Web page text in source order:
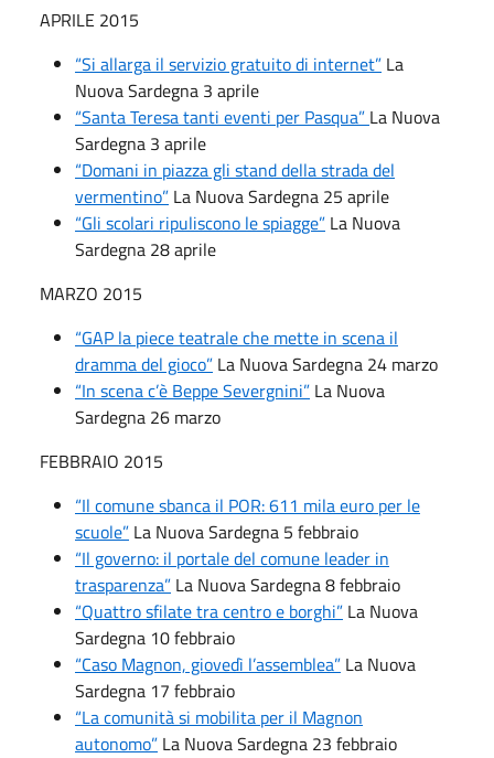
APRILE 2015
“Si allarga il servizio gratuito di internet” La
Nuova Sardegna 3 aprile
“Santa Teresa tanti eventi per Pasqua” La Nuova
Sardegna 3 aprile
“Domani in piazza gli stand della strada del
vermentino” La Nuova Sardegna 25 aprile
“Gli scolari ripuliscono le spiagge” La Nuova
Sardegna 28 aprile
MARZO 2015
“GAP la piece teatrale che mette in scena il
dramma del gioco” La Nuova Sardegna 24 marzo
“In scena c’è Beppe Severgnini” La Nuova
Sardegna 26 marzo
FEBBRAIO 2015
“Il comune sbanca il POR: 611 mila euro per le
scuole” La Nuova Sardegna 5 febbraio
“Il governo: il portale del comune leader in
trasparenza” La Nuova Sardegna 8 febbraio
“Quattro sfilate tra centro e borghi” La Nuova
Sardegna 10 febbraio
“Caso Magnon, giovedì l’assemblea” La Nuova
Sardegna 17 febbraio
“La comunità si mobilita per il Magnon
autonomo” La Nuova Sardegna 23 febbraio